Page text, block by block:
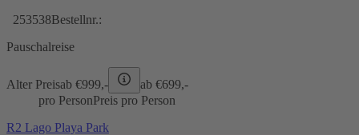
253538Bestellnr.:
Pauschalreise
Alter Preisab €999,- ab €699,-
pro PersonPreis pro Person
R2 Lago Playa Park